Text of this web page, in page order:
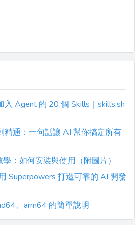
入 Agent 的 20 個 Skills｜skills.sh
精通：一句話讓 AI 幫你搞定所有
：如何安裝與使用（附圖片）
Superpowers 打造可靠的 AI 開發
、arm64 的簡單說明